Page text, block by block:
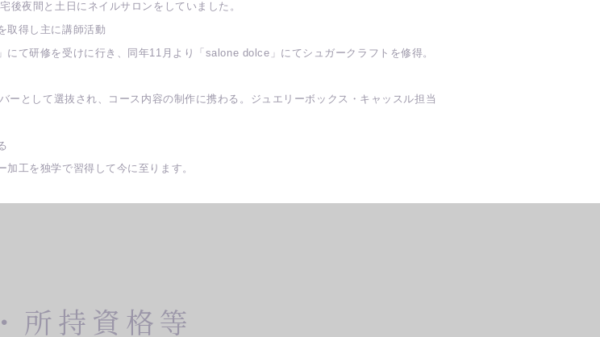
夜間と土日にネイルサロンをしていました。
得し主に講師活動
て研修を受けに行き、同年11月より「salone dolce」にてシュガークラフトを修得。
として選抜され、コース内容の制作に携わる。ジュエリーボックス・キャッスル担当
工を独学で習得して今に至ります。
所持資格等